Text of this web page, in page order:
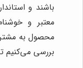
باشند و
معتبر و
محصول به
بررسی می‌کنیم